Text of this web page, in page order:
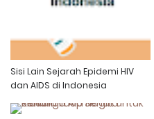
Sisi Lain Sejarah Epidemi HIV
dan AIDS di Indonesia